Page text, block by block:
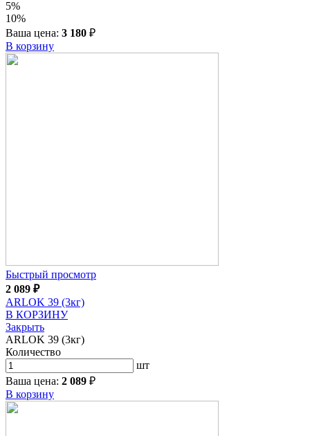
5%
10%
Ваша цена: 3 180 ₽
В корзину
Быстрый просмотр
2 089 ₽
ARLOK 39 (3кг)
В КОРЗИНУ
Закрыть
ARLOK 39 (3кг)
Количество
шт
Ваша цена: 2 089 ₽
В корзину